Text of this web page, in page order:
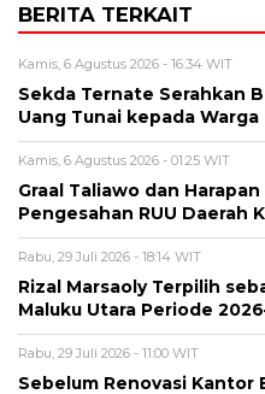
BERITA TERKAIT
Kamis, 6 Agustus 2026 - 16:34 WIT
Sekda Ternate Serahkan
Uang Tunai kepada Warga
Kamis, 6 Agustus 2026 - 01:25 WIT
Graal Taliawo dan
Pengesahan RUU Daerah
Rabu, 29 Juli 2026 - 18:14 WIT
Rizal Marsaoly Terpilih
Maluku Utara Periode
Rabu, 29 Juli 2026 - 11:00 WIT
Sebelum Renovasi Kantor